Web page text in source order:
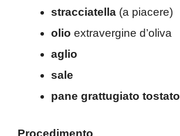
stracciatella (a piacere)
olio extravergine d’oliva
aglio
sale
pane grattugiato tostato